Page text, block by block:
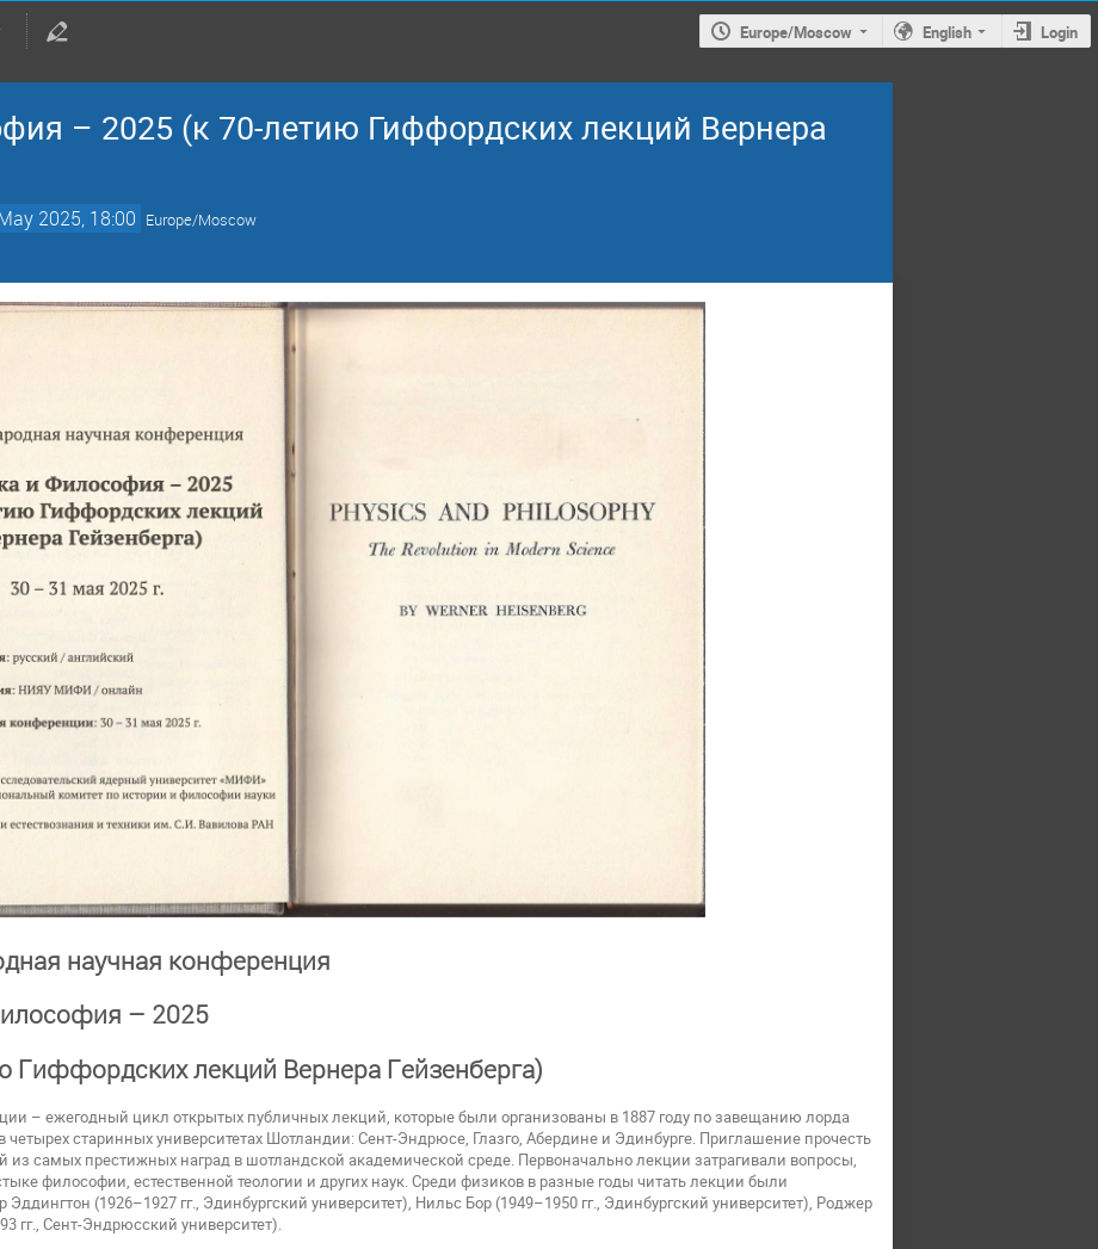
Europe/Moscow English Login
– 2025 (к 70-летию Гиффордских лекций Вернера
2025, 18:00 Europe/Moscow
научная конференция
– 2025
Гиффордских лекций Вернера Гейзенберга)
– ежегодный цикл открытых публичных лекций, которые были организованы в 1887 году по завещанию лорда
старинных университетах Шотландии: Сент-Эндрюсе, Глазго, Абердине и Эдинбурге. Приглашение прочесть
из самых престижных наград в шотландской академической среде. Первоначально лекции затрагивали вопросы,
философии, естественной теологии и других наук. Среди физиков в разные годы читать лекции были
Эддингтон (1926–1927 гг., Эдинбургский университет), Нильс Бор (1949–1950 гг., Эдинбургский университет), Роджер
гг., Сент-Эндрюсский университет).